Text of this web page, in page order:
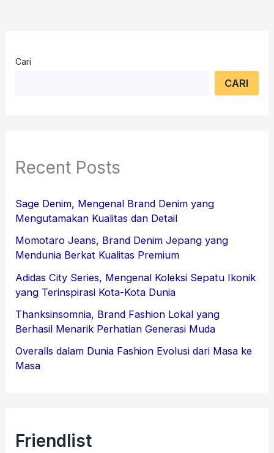
Cari
CARI
Recent Posts
Sage Denim, Mengenal Brand Denim yang
Mengutamakan Kualitas dan Detail
Momotaro Jeans, Brand Denim Jepang yang
Mendunia Berkat Kualitas Premium
Adidas City Series, Mengenal Koleksi Sepatu Ikonik
yang Terinspirasi Kota-Kota Dunia
Thanksinsomnia, Brand Fashion Lokal yang
Berhasil Menarik Perhatian Generasi Muda
Overalls dalam Dunia Fashion Evolusi dari Masa ke
Masa
Friendlist